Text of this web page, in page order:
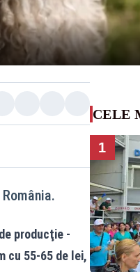
producţie -
cu 55-65 de lei,
CELE
1